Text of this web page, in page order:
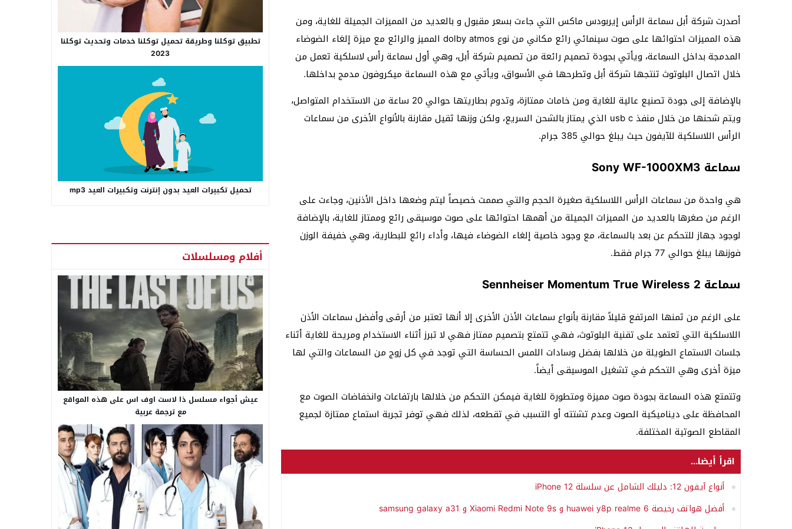
أصدرت شركة أبل سماعة الرأس إيربودس ماكس التي جاءت بسعر مقبول و بالعديد من المميزات الجميلة للغاية، ومن
هذه المميزات احتوائها على صوت سينمائي رائع مكاني من نوع dolby atmos المميز والرائع مع ميزة إلغاء الضوضاء
المدمجة بداخل السماعة، ويأتي بجودة تصميم رائعة من تصميم شركة أبل، وهي أول سماعة رأس لاسلكية تعمل من
خلال اتصال البلوتوث تنتجها شركة أبل وتطرحها في الأسواق، ويأتي مع هذه السماعة ميكروفون مدمج بداخلها.
بالإضافة إلى جودة تصنيع عالية للغاية ومن خامات ممتازة، وتدوم بطاريتها حوالي 20 ساعة من الاستخدام المتواصل،
ويتم شحنها من خلال منفذ usb c الذي يمتاز بالشحن السريع، ولكن وزنها ثقيل مقارنة بالأنواع الأخرى من سماعات
الرأس اللاسلكية للآيفون حيث يبلغ حوالي 385 جرام.
سماعة Sony WF-1000XM3
هي واحدة من سماعات الرأس اللاسلكية صغيرة الحجم والتي صممت خصيصاً ليتم وضعها داخل الأذنين، وجاءت على
الرغم من صغرها بالعديد من المميزات الجميلة من أهمها احتوائها على صوت موسيقى رائع وممتاز للغاية، بالإضافة
لوجود جهاز للتحكم عن بعد بالسماعة، مع وجود خاصية إلغاء الضوضاء فيها، وأداء رائع للبطارية، وهي خفيفة الوزن
فوزنها يبلغ حوالي 77 جرام فقط.
سماعة Sennheiser Momentum True Wireless 2
على الرغم من ثمنها المرتفع قليلاً مقارنة بأنواع سماعات الأذن الأخرى إلا أنها تعتبر من أرقى وأفضل سماعات الأذن
اللاسلكية التي تعتمد على تقنية البلوتوث، فهي تتمتع بتصميم ممتاز فهي لا تبرز أثناء الاستخدام ومريحة للغاية أثناء
جلسات الاستماع الطويلة من خلالها بفضل وسادات اللمس الحساسة التي توجد في كل زوج من السماعات والتي لها
ميزة أخرى وهي التحكم في تشغيل الموسيقى أيضاً.
وتتمتع هذه السماعة بجودة صوت مميزة ومتطورة للغاية فيمكن التحكم من خلالها بارتفاعات وانخفاضات الصوت مع
المحافظة على ديناميكية الصوت وعدم تشتته أو التسبب في تقطعه، لذلك فهي توفر تجربة استماع ممتازة لجميع
المقاطع الصوتية المختلفة.
اقرأ أيضا...
أنواع آيفون 12: دليلك الشامل عن سلسلة iPhone 12
أفضل هواتف رخيصة huawei y8p realme 6 و Xiaomi Redmi Note 9s و samsung galaxy a31
تطبيق توكلنا وطريقة تحميل توكلنا خدمات وتحديث توكلنا
2023
تحميل تكبيرات العيد بدون إنترنت وتكبيرات العيد mp3
أفلام ومسلسلات
عيش أجواء مسلسل ذا لاست اوف اس على هذه المواقع
مع ترجمة عربية